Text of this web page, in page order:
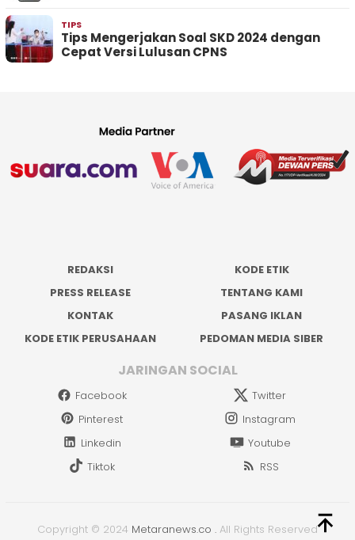
TIPS
Tips Mengerjakan Soal SKD 2024 dengan
Cepat Versi Lulusan CPNS
REDAKSI
KODE ETIK
PRESS RELEASE
TENTANG KAMI
KONTAK
PASANG IKLAN
KODE ETIK PERUSAHAAN
PEDOMAN MEDIA SIBER
JARINGAN SOCIAL
Facebook
Twitter
Pinterest
Instagram
Linkedin
Youtube
Tiktok
RSS
Copyright © 2024 Metaranews.co . All Rights Reserved